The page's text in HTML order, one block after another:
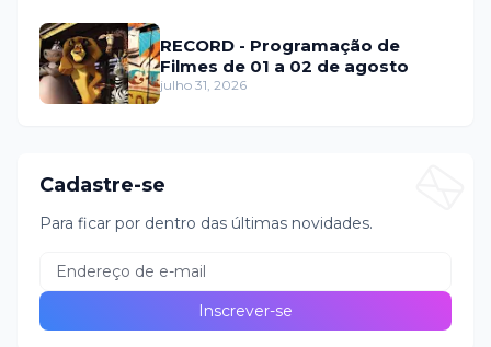
RECORD - Programação de
Filmes de 01 a 02 de agosto
julho 31, 2026
Cadastre-se
Para ficar por dentro das últimas novidades.